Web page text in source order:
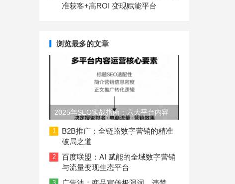
准获客+高ROI 变现赋能平台
浏览最多的文章
2025年SEO实战指南：六大平台内容
长度与结构规范
1
B2B推广：全链路数字营销的精准
破局之道
2
百度联盟：AI 赋能的全域数字营销
与流量变现生态平台